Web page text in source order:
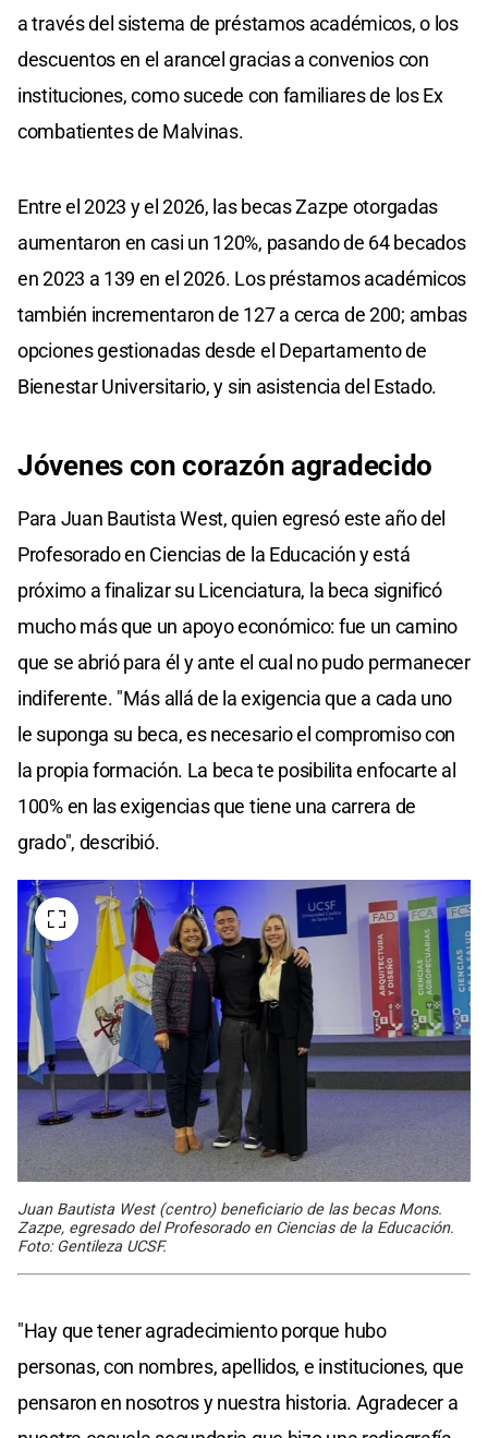
a través del sistema de préstamos académicos, o los
descuentos en el arancel gracias a convenios con
instituciones, como sucede con familiares de los Ex
combatientes de Malvinas.
Entre el 2023 y el 2026, las becas Zazpe otorgadas
aumentaron en casi un 120%, pasando de 64 becados
en 2023 a 139 en el 2026. Los préstamos académicos
también incrementaron de 127 a cerca de 200; ambas
opciones gestionadas desde el Departamento de
Bienestar Universitario, y sin asistencia del Estado.
Jóvenes con corazón agradecido
Para Juan Bautista West, quien egresó este año del
Profesorado en Ciencias de la Educación y está
próximo a finalizar su Licenciatura, la beca significó
mucho más que un apoyo económico: fue un camino
que se abrió para él y ante el cual no pudo permanecer
indiferente. "Más allá de la exigencia que a cada uno
le suponga su beca, es necesario el compromiso con
la propia formación. La beca te posibilita enfocarte al
100% en las exigencias que tiene una carrera de
grado", describió.
Juan Bautista West (centro) beneficiario de las becas Mons.
Zazpe, egresado del Profesorado en Ciencias de la Educación.
Foto: Gentileza UCSF.
"Hay que tener agradecimiento porque hubo
personas, con nombres, apellidos, e instituciones, que
pensaron en nosotros y nuestra historia. Agradecer a